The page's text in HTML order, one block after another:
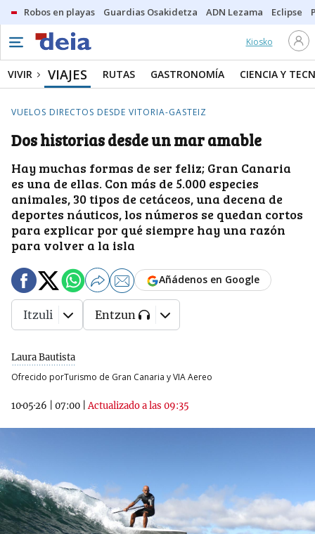
Robos en playas Guardias Osakidetza ADN Lezama Eclipse
Kiosko
VIVIR VIAJES RUTAS GASTRONOMÍA CIENCIA Y
VUELOS DIRECTOS DESDE VITORIA-GASTEIZ
Dos historias desde un mar amable
Hay muchas formas de ser feliz; Gran Canaria
es una de ellas. Con más de 5.000 especies
animales, 30 tipos de cetáceos, una decena de
deportes náuticos, los números se quedan cortos
para explicar por qué siempre hay una razón
para volver a la isla
Laura Bautista
Ofrecido porTurismo de Gran Canaria y VIA Aereo
10·05·26 07:00 |Actualizado a las 09:35
Añádenos en Google
Itzuli Entzun